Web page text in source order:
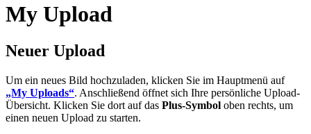
My Upload
Neuer Upload
Um ein neues Bild hochzuladen, klicken Sie im Hauptmenü auf
„My Uploads“. Anschließend öffnet sich Ihre persönliche Upload-
Übersicht. Klicken Sie dort auf das Plus-Symbol oben rechts, um
einen neuen Upload zu starten.